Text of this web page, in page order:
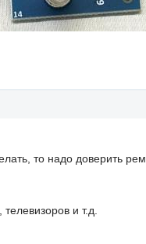
то надо доверить
и т.д.